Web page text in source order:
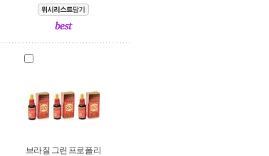
브라질 그린 프로폴리